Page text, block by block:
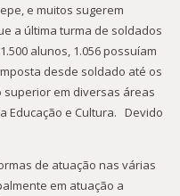
e muitos sugerem
a última turma de soldados
alunos, 1.056 possuíam
desde soldado até os
superior em diversas áreas
Educação e Cultura. Devido
de atuação nas várias
em atuação a